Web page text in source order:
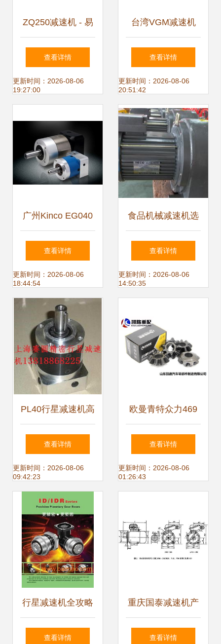
ZQ250减速机 - 易
展工控展览网
查看详情
更新时间：2026-08-06
19:27:00
台湾VGM减速机
行星减速机在升降
设备中的卓越应用
查看详情
更新时间：2026-08-06
20:51:42
广州Kinco EG040
低背隙伺服专用减
速电机 产品规格参
数及换向器说明
查看详情
更新时间：2026-08-06
18:44:54
食品机械减速机选
购指南 价格、批发
渠道、厂家与换向
查看详情
更新时间：2026-08-06
14:50:35
PL40行星减速机高
清大图与升降设备
应用解析
查看详情
更新时间：2026-08-06
09:42:23
欧曼青特众力469
桥中桥主减速器总
成详解 型号、价
家指南
查看详情
更新时间：2026-08-06
01:26:43
行星减速机全攻略
核心用途、专业选
查看详情
重庆国泰减速机产
品技术参数概览与
查看详情